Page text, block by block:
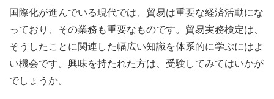
国際化が進んでいる現代では、貿易は重要な経済活動にな
っており、その業務も重要なものです。貿易実務検定は、
そうしたことに関連した幅広い知識を体系的に学ぶにはよ
い機会です。興味を持たれた方は、受験してみてはいかが
でしょうか。